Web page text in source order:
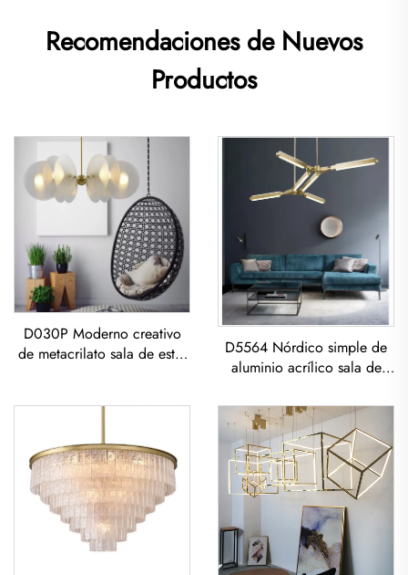
Recomendaciones de Nuevos
Productos
D030P Moderno creativo
de metacrilato sala de estar
D5564 Nórdico simple de
aluminio acrílico sala de
Candelabro Acrílico
Geométrico Pendiente